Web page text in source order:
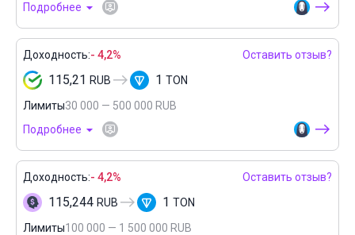
Подробнее
Доходность:- 4,2% Оставить отзыв?
115,21 RUB 1 TON
Лимиты30 000 — 500 000 RUB
Подробнее
Доходность:- 4,2% Оставить отзыв?
115,244 RUB 1 TON
Лимиты100 000 — 1 500 000 RUB